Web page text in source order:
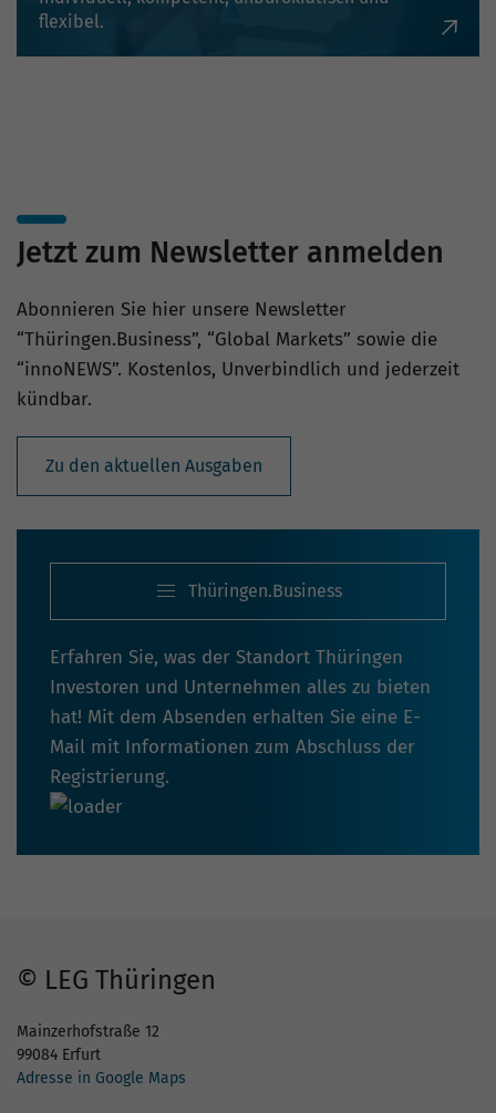
flexibel.
Jetzt zum Newsletter anmelden
Abonnieren Sie hier unsere Newsletter
“Thüringen.Business”, “Global Markets” sowie die
“innoNEWS”. Kostenlos, Unverbindlich und jederzeit
kündbar.
Zu den aktuellen Ausgaben
Thüringen.Business
Erfahren Sie, was der Standort Thüringen
Investoren und Unternehmen alles zu bieten
hat! Mit dem Absenden erhalten Sie eine E-
Mail mit Informationen zum Abschluss der
Registrierung.
© LEG Thüringen
Mainzerhofstraße 12
99084 Erfurt
Adresse in Google Maps